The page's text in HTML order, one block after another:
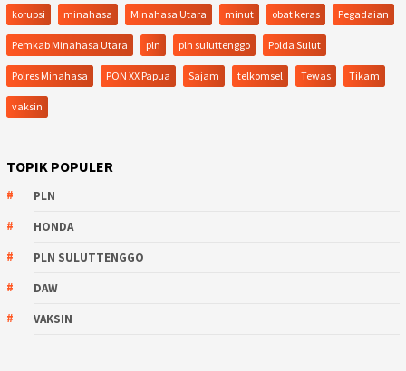
korupsi minahasa Minahasa Utara minut obat keras Pegadaian
Pemkab Minahasa Utara pln pln suluttenggo Polda Sulut
Polres Minahasa PON XX Papua Sajam telkomsel Tewas Tikam
vaksin
TOPIK POPULER
PLN
HONDA
PLN SULUTTENGGO
DAW
VAKSIN